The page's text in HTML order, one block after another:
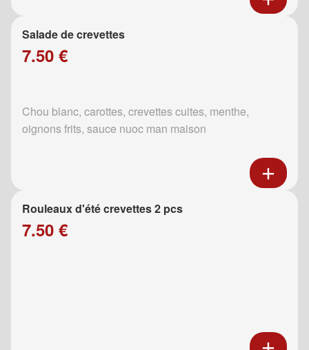
Salade de crevettes
7.50 €
Chou blanc, carottes, crevettes cuites, menthe,
oignons frits, sauce nuoc man maison
Rouleaux d'été crevettes 2 pcs
7.50 €